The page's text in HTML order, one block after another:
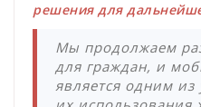
решения для
Мы продолжаем
для граждан, и
является одним